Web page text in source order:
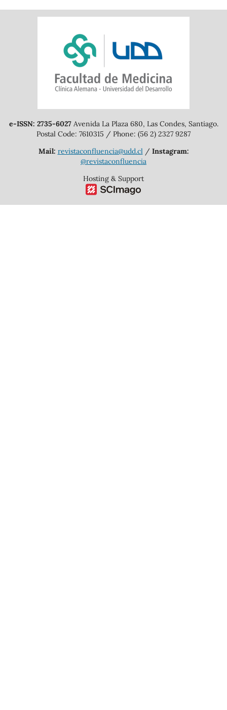
e-ISSN: 2735-6027Avenida La Plaza 680, Las Condes, Santiago.
Postal Code: 7610315 / Phone: (56 2) 2327 9287
Mail: revistaconfluencia@udd.cl/ Instagram:
@revistaconfluencia
Hosting & Support